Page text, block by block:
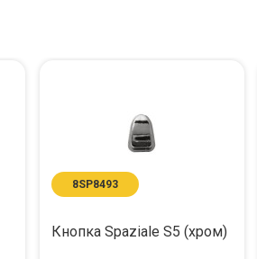
8SP8493
Кнопка Spaziale S5 (хром)